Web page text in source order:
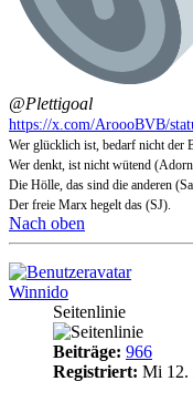
@Plettigoal
https://x.com/AroooBVB/
Wer glücklich ist, bedarf nicht der
Wer denkt, ist nicht wütend
Die Hölle, das sind die anderen
Der freie Marx hegelt das (SJ).
Nach oben
Winnido
Seitenlinie
Beiträge: 966
Registriert: Mi 12.